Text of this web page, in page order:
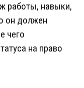
работы, навыки,
он должен
чего
на право